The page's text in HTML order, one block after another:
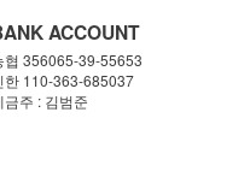
ACCOUNT
협 356065-39-55653
한 110-363-685037
금주 : 김범준